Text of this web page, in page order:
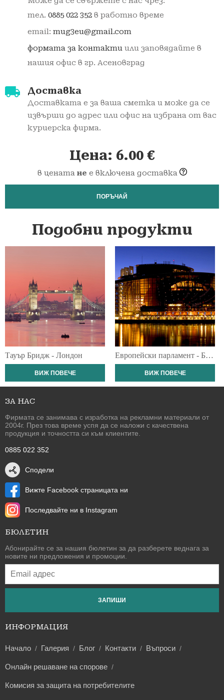
тел. 0885 022 352 в работно време
email: mug3eu@gmail.com
формата за контакти или заповядайте в
нашия офис в гр. Асеновград
Доставка
Доставката е за ваша сметка и може да се
извърши до адрес или офис на избрана от вас
куриерска фирма.
Цена: 6.00 €
в цената не е включена доставка
ПОРЪЧАЙ
Подобни продукти
Тауър Бридж - Лондон
ВИЖ ПОВЕЧЕ
Европейски парламент - Брюксел
ВИЖ ПОВЕЧЕ
ЗА НАС
Фирмата се занимава с изработка на рекламни материали от
2004г. През това време успя да се наложи с качествена
продукция и точността си към клиентите.
0885 022 352
Сподели
Вижте Facebook страницата ни
Последвайте ни в Instagram
БЮЛЕТИН
Абонирайте се за нашия бюлетин за да разберете веднага за
новите ни предложения и промоции.
ЗАПИШИ
ИНФОРМАЦИЯ
Начало Галерия Блог Контакти Въпроси
Онлайн решаване на спорове
Комисия за защита на потребителите